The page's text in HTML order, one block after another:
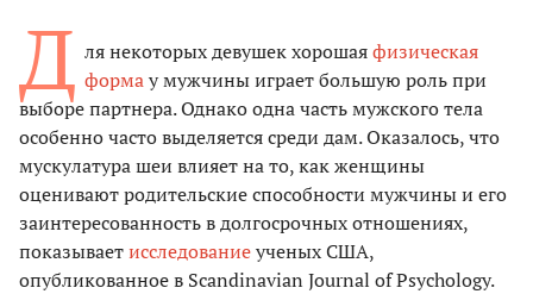
Д ля некоторых девушек хорошаяфизическая
формау мужчины играет большую роль при
выборе партнера. Однако одна часть мужского тела
особенно часто выделяется среди дам. Оказалось, что
мускулатура шеи влияет на то, как женщины
оценивают родительские способности мужчины и его
заинтересованность в долгосрочных отношениях,
показываетисследованиеученых США,
опубликованное в Scandinavian Journal of Psychology.